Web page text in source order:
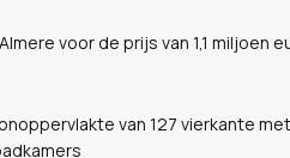
voor de prijs van 1,1 miljoen
van 127 vierkante